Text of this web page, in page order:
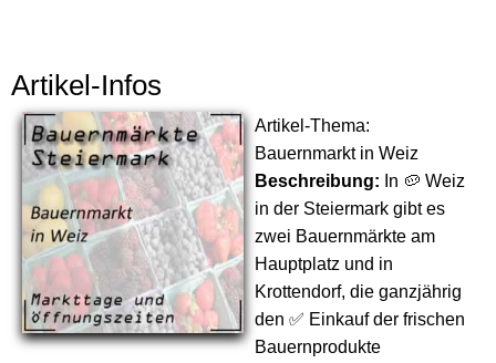
Artikel-Infos
Artikel-Thema:
Bauernmarkt in Weiz
Beschreibung: In 🥔 Weiz
in der Steiermark gibt es
zwei Bauernmärkte am
Hauptplatz und in
Krottendorf, die ganzjährig
den ✅ Einkauf der frischen
Bauernprodukte